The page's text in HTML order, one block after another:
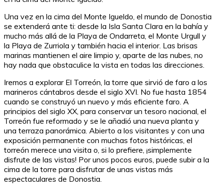
Una vez en la cima del Monte Igueldo, el mundo de Donostia
se extenderá ante ti: desde la Isla Santa Clara en la bahía y
mucho más allá de la Playa de Ondarreta, el Monte Urgull y
la Playa de Zurriola y también hacia el interior. Las brisas
marinas mantienen el aire limpio y, aparte de las nubes, no
hay nada que obstaculice la vista en todas las direcciones.
Iremos a explorar El Torreón, la torre que sirvió de faro a los
marineros cántabros desde el siglo XVI. No fue hasta 1854
cuando se construyó un nuevo y más eficiente faro. A
principios del siglo XX, para conservar un tesoro nacional, el
Torreón fue reformado y se le añadió una nueva planta y
una terraza panorámica. Abierto a los visitantes y con una
exposición permanente con muchas fotos históricas, el
torreón merece una visita o, si lo prefiere, ¡simplemente
disfrute de las vistas! Por unos pocos euros, puede subir a la
cima de la torre para disfrutar de unas vistas más
espectaculares de Donostia.